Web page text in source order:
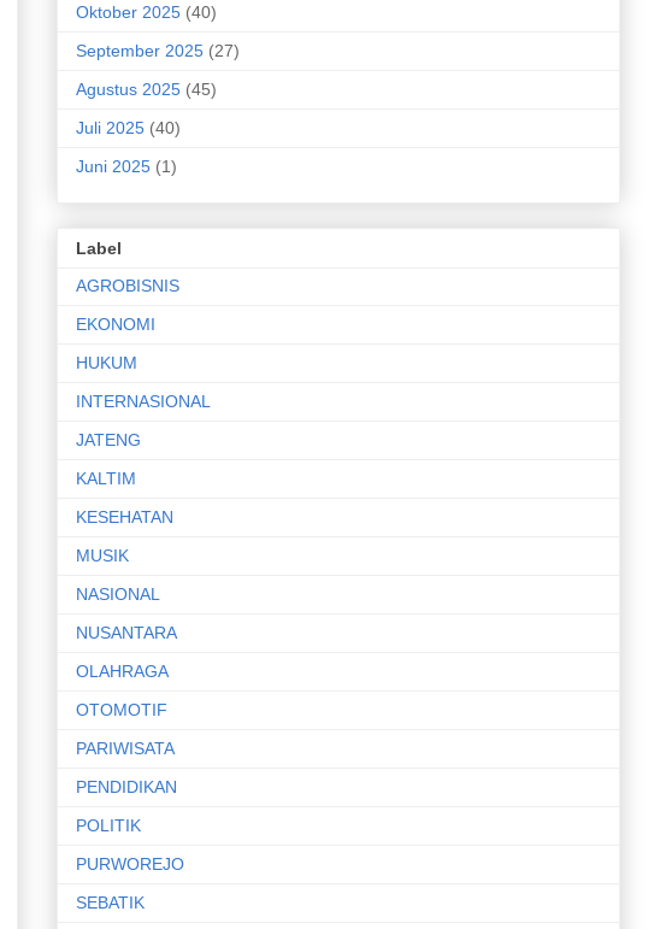
Oktober 2025 (40)
September 2025 (27)
Agustus 2025 (45)
Juli 2025 (40)
Juni 2025 (1)
Label
AGROBISNIS
EKONOMI
HUKUM
INTERNASIONAL
JATENG
KALTIM
KESEHATAN
MUSIK
NASIONAL
NUSANTARA
OLAHRAGA
OTOMOTIF
PARIWISATA
PENDIDIKAN
POLITIK
PURWOREJO
SEBATIK